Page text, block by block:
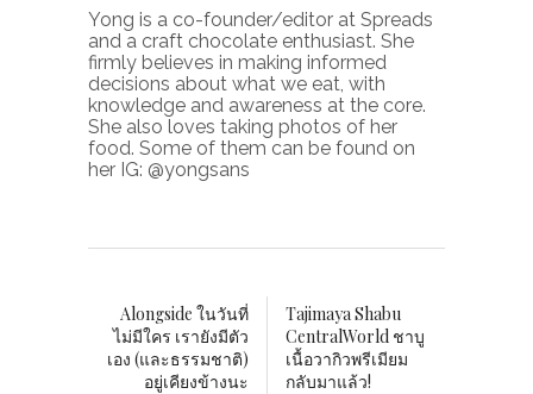
Yong is a co-founder/editor at Spreads
and a craft chocolate enthusiast. She
firmly believes in making informed
decisions about what we eat, with
knowledge and awareness at the core.
She also loves taking photos of her
food. Some of them can be found on
her IG: @yongsans
Alongside ในวันที่
ไม่มีใคร เรายังมีตัว
เอง (และธรรมชาติ)
อยู่เคียงข้างนะ
Tajimaya Shabu
CentralWorld ชาบู
เนื้อวากิวพรีเมียม
กลับมาแล้ว!